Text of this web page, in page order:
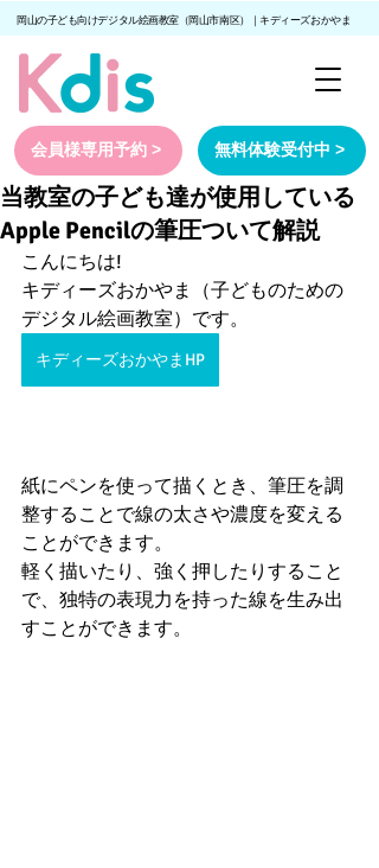
岡山の子ども向けデジタル絵画教室（岡山市南区）｜キディーズおかやま
会員様専用予約 > 無料体験受付中 >
当教室の子ども達が使用している
Apple Pencilの筆圧ついて解説
こんにちは!
キディーズおかやま（子どものための
デジタル絵画教室）です。
キディーズおかやまHP
紙にペンを使って描くとき、筆圧を調
整することで線の太さや濃度を変える
ことができます。
軽く描いたり、強く押したりすること
で、独特の表現力を持った線を生み出
すことができます。